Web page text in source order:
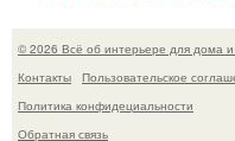
© 2026 Всё об интерьере для дома и
Контакты
Пользовательское
Политика конфидециальности
Обратная связь